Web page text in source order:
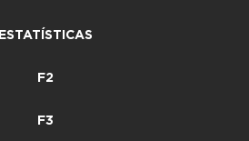
ESTATÍSTICAS
F2
F3